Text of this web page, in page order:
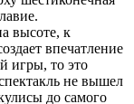
высоте, к
впечатление
игры, то это
не вышел
до самого